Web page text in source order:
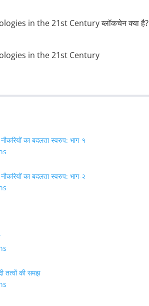
in the 21st Centuryब्लॉकचेन क्या है?
in the 21st Century
का बदलता स्वरुप: भाग-१
का बदलता स्वरुप: भाग-२
तत्वों की समझ